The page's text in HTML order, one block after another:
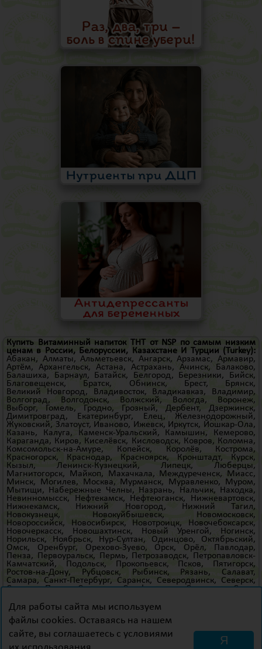
Купить Витаминный напиток ТНТ от NSP по самым низким
ценам в России, Белоруссии, Казахстане И Турции (Turkey):
Абакан, Алматы,Альметьевск, Ангарск,Арзамас,Армавир,
Артём, Архангельск,Астана,Астрахань,Ачинск, Балаково,
Балашиха, Барнаул, Батайск, Белгород, Березники, Бийск,
Благовещенск, Братск, Обнинск, Брест, Брянск,
Великий Новгород, Владивосток, Владикавказ, Владимир,
Волгоград, Волгодонск, Волжский, Вологда, Воронеж,
Выборг, Гомель, Гродно, Грозный,Дербент,Дзержинск,
Димитровград, Екатеринбург, Елец, Железнодорожный,
Жуковский, Златоуст, Иваново, Ижевск, Иркутск, Йошкар-Ола,
Казань, Калуга, Каменск-Уральский, Камышин, Кемерово,
Караганда, Киров, Киселёвск, Кисловодск, Ковров, Коломна,
Комсомольск-на-Амуре, Копейск, Королёв, Кострома,
Красногорск, Краснодар, Красноярск, Кронштадт, Курск,
Кызыл, Ленинск-Кузнецкий,Липецк,Люберцы,
Магнитогорск, Майкоп, Махачкала, Междуреченск, Миасс,
Минск, Могилев, Москва, Мурманск, Муравленко, Муром,
Мытищи, Набережные Челны, Назрань, Нальчик, Находка,
Невинномысск, Нефтекамск, Нефтеюганск, Нижневартовск,
Нижнекамск, Нижний Новгород, Нижний Тагил,
Новокузнецк, Новокуйбышевск, Новомосковск,
Новороссийск, Новосибирск, Новотроицк, Новочебоксарск,
Новочеркасск, Новошахтинск, Новый Уренгой, Ногинск,
Норильск, Ноябрьск, Нур-Султан, Одинцово, Октябрьский,
Омск, Оренбург, Орехово-Зуево, Орск, Орёл, Павлодар,
Пенза, Первоуральск, Пермь, Петрозаводск,
Петропавловск-
Камчатский, Подольск, Прокопьевск, Псков, Пятигорск,
Ростов-на-Дону, Рубцовск, Рыбинск, Рязань, Салават,
Самара, Санкт-Петербург, Саранск, Северодвинск, Северск,
Сергиев Посад,Серпухов,Симферополь,Смоленск,Сочи,
Таганрог,Тамбов,Тверь,Тольятти,
Тюмень
,
Хабаровск,Ханты-Мансийск,Хасавюрт,
Челябинск
Шахты,Щёлково
Электросталь,Элиста ,Энгельс,Южно-Сахалинск ,
Ялте,Ярославльидр
Для работы сайта мы используем
файлы cookies. Оставаясь на нашем
сайте, вы соглашаетесь с условиями
Я